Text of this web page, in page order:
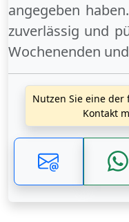
angegeben
zuverlässig und
Wochenenden und
Nutzen Sie eine
Kontakt